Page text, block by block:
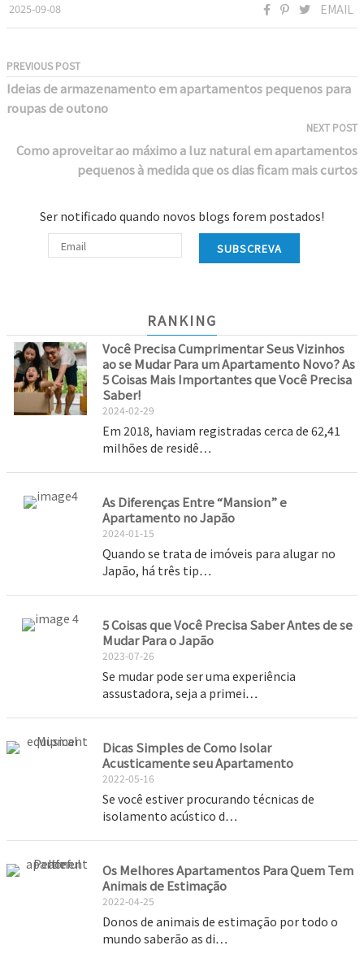
2025-09-08 EMAIL
PREVIOUS POST
Ideias de armazenamento em apartamentos pequenos para
roupas de outono
NEXT POST
Como aproveitar ao máximo a luz natural em apartamentos
pequenos à medida que os dias ficam mais curtos
RANKING
Você Precisa Cumprimentar Seus Vizinhos
ao se Mudar Para um Apartamento Novo? As
5 Coisas Mais Importantes que Você Precisa
Saber!
2024-02-29
Em 2018, haviam registradas cerca de 62,41
milhões de residê…
As Diferenças Entre “Mansion” e
Apartamento no Japão
2024-01-15
Quando se trata de imóveis para alugar no
Japão, há três tip…
5 Coisas que Você Precisa Saber Antes de se
Mudar Para o Japão
2023-07-26
Se mudar pode ser uma experiência
assustadora, seja a primei…
Dicas Simples de Como Isolar
Acusticamente seu Apartamento
2022-05-16
Se você estiver procurando técnicas de
isolamento acústico d…
Os Melhores Apartamentos Para Quem Tem
Animais de Estimação
2022-04-25
Donos de animais de estimação por todo o
mundo saberão as di…
Ser notificado quando novos blogs forem postados!
SUBSCREVA